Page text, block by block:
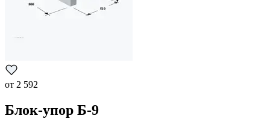
от 2 592
Блок-упор Б-9